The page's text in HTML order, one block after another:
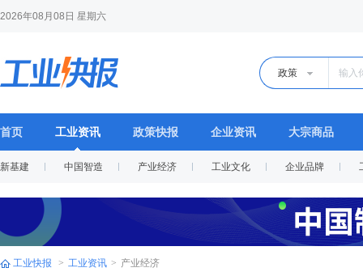
2026年08月08日 星期六
政策
首页 工业资讯
新基建 中国智造 产业经济 工业文化 企业品牌
政策快报 企业资讯 大宗商品
工业快报 > 工业资讯 > 产业经济